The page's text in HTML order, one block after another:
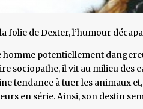
folie de Dexter, l’humour
homme potentiellement
sociopathe, il vit au milieu des
tendance à tuer les animaux
en série. Ainsi, son destin